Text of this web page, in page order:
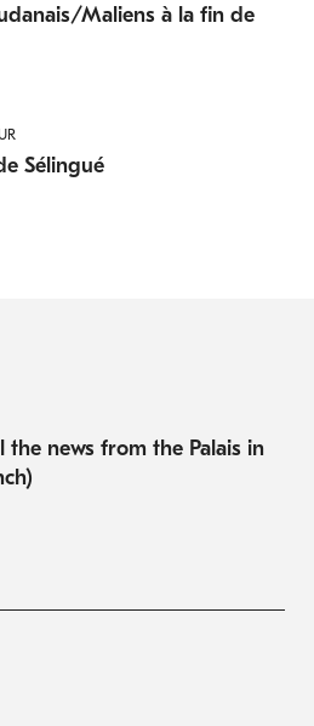
Maliens à la fin de
Sélingué
the news from the Palais in